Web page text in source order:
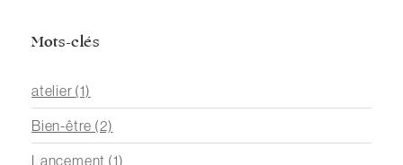
Mots-clés
atelier (1)
Bien-être (2)
Lancement (1)